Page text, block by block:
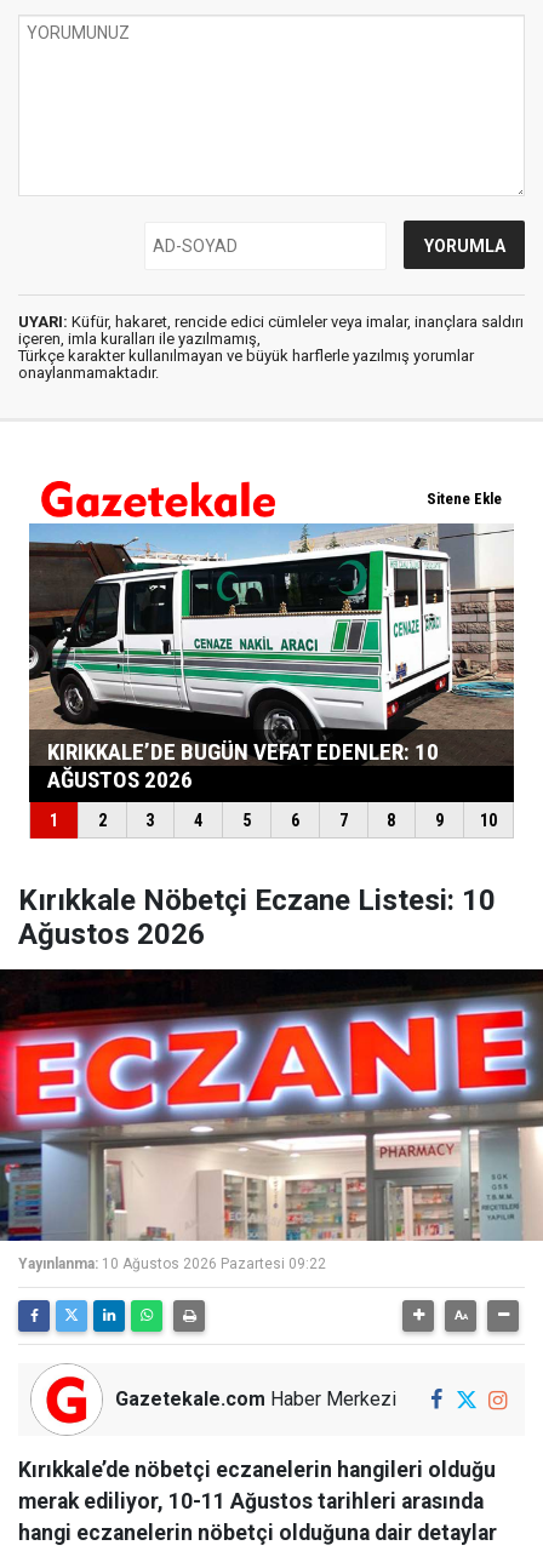
UYARI: Küfür, hakaret, rencide edici cümleler veya imalar, inançlara saldırı
içeren, imla kuralları ile yazılmamış,
Türkçe karakter kullanılmayan ve büyük harflerle yazılmış yorumlar
onaylanmamaktadır.
Kırıkkale Nöbetçi Eczane Listesi: 10
Ağustos 2026
Yayınlanma: 10 Ağustos 2026 Pazartesi 09:22
Gazetekale.com Haber Merkezi
Kırıkkale’de nöbetçi eczanelerin hangileri olduğu
merak ediliyor, 10-11 Ağustos tarihleri arasında
hangi eczanelerin nöbetçi olduğuna dair detaylar